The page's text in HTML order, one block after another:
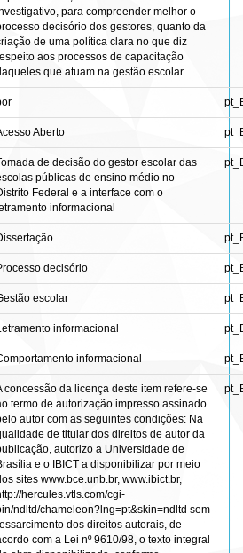
para compreender melhor o
decisório dos gestores, quanto da
de uma política clara no que diz
aos processos de capacitação
que atuam na gestão escolar.
Aberto
de decisão do gestor escolar das
públicas de ensino médio no
Federal e a interface com o
informacional
decisório
escolar
informacional
informacional
concessão da licença deste item refere-se
termo de autorização impresso assinado
autor com as seguintes condições: Na
de titular dos direitos de autor da
autorizo a Universidade de
e o IBICT a disponibilizar por meio
sites www.bce.unb.br, www.ibict.br,
hercules.vtls.com/cgi-
ndltd/chameleon?lng=pt&skin=ndltd sem
dos direitos autorais, de
com a Lei nº 9610/98, o texto integral